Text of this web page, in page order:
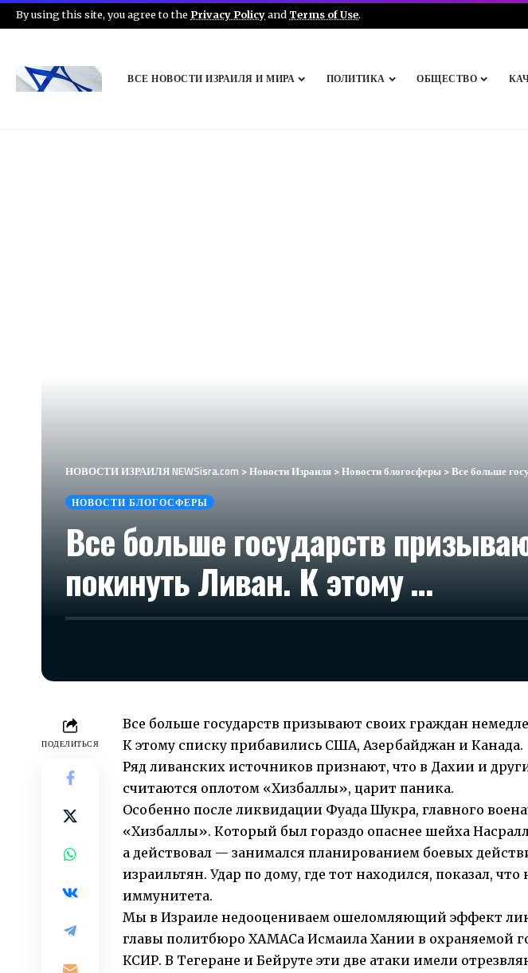
By using this site, you agree to the Privacy Policyand Terms of Use.
ВСЕ НОВОСТИ ИЗРАИЛЯ И МИРА ПОЛИТИКА ОБЩЕСТВО
НОВОСТИ ИЗРАИЛЯ NEWSisra.com >Новости Израиля >Новости блогосферы >Все больше
НОВОСТИ БЛОГОСФЕРЫ
Все больше государств
покинуть Ливан. К этому …
ПОДЕЛИТЬСЯ
Все больше государств призывают своих граждан
К этому списку прибавились США, Азербайджан и Канада.
Ряд ливанских источников признают, что в Дахии и
считаются оплотом «Хизбаллы», царит паника.
Особенно после ликвидации Фуада Шукра, главного
«Хизбаллы». Который был гораздо опаснее шейха
а действовал — занимался планированием боевых
израильтян. Удар по дому, где тот находился, показал, что
иммунитета.
Мы в Израиле недооцениваем ошеломляющий эффект
главы политбюро ХАМАСа Исмаила Хании в охраняемой
КСИР. В Тегеране и Бейруте эти две атаки имели